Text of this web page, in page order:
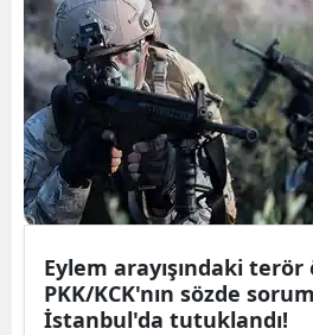
Eylem arayışındaki
PKK/KCK'nın sözde
İstanbul'da tutuklandı!